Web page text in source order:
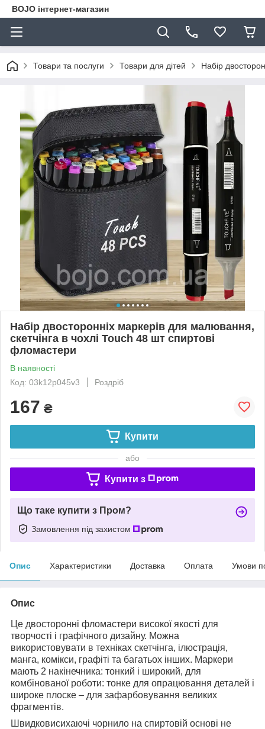
BOJO інтернет-магазин
Товари та послуги Товари для дітей Набір
Набір двосторонніх маркерів для малювання,
скетчінга в чохлі Touch 48 шт спиртові
фломастери
В наявності
Код: 03k12p045v3
Роздріб
167 ₴
Купити
або
Купити з
Що таке купити з Пром?
Замовлення під захистом
Опис Характеристики Доставка Оплата Умови
Опис
Це двосторонні фломастери високої якості для
творчості і графічного дизайну. Можна
використовувати в техніках скетчінга, ілюстрація,
манга, комікси, графіті та багатьох інших. Маркери
мають 2 накінечника: тонкий і широкий, для
комбінованої роботи: тонке для опрацювання деталей і
широке плоске – для зафарбовування великих
фрагментів.
Швидковисихаючі чорнило на спиртовій основі не